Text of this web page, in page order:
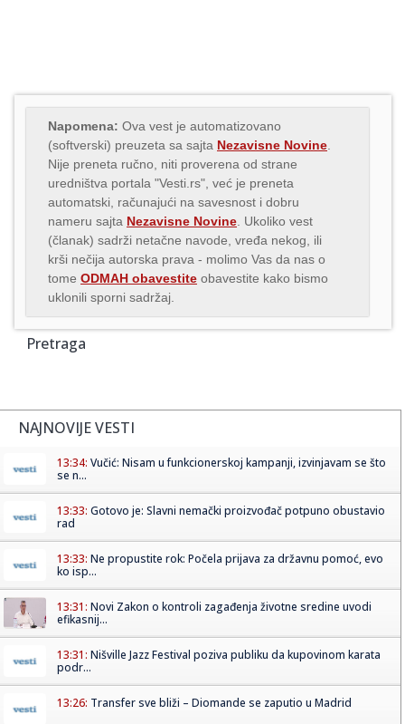
Napomena: Ova vest je automatizovano
(softverski) preuzeta sa sajta Nezavisne Novine
Nije preneta ručno, niti proverena od strane
uredništva portala "Vesti.rs", već je preneta
automatski, računajući na savesnost i dobru
nameru sajta Nezavisne Novine . Ukoliko vest
(članak) sadrži netačne navode, vređa nekog, ili
krši nečija autorska prava - molimo Vas da nas o
tome ODMAH obavestite obavestite kako bismo
uklonili sporni sadržaj.
Pretraga
NAJNOVIJE VESTI
13:34: Vučić: Nisam u funkcionerskoj kampanji, izvinjavam se što
se n...
13:33: Gotovo je: Slavni nemački proizvođač potpuno obustavio
rad
13:33: Ne propustite rok: Počela prijava za državnu pomoć, evo
ko isp...
13:31: Novi Zakon o kontroli zagađenja životne sredine uvodi
efikasnij...
13:31: Nišville Jazz Festival poziva publiku da kupovinom karata
podr...
13:26: Transfer sve bliži – Diomande se zaputio u Madrid